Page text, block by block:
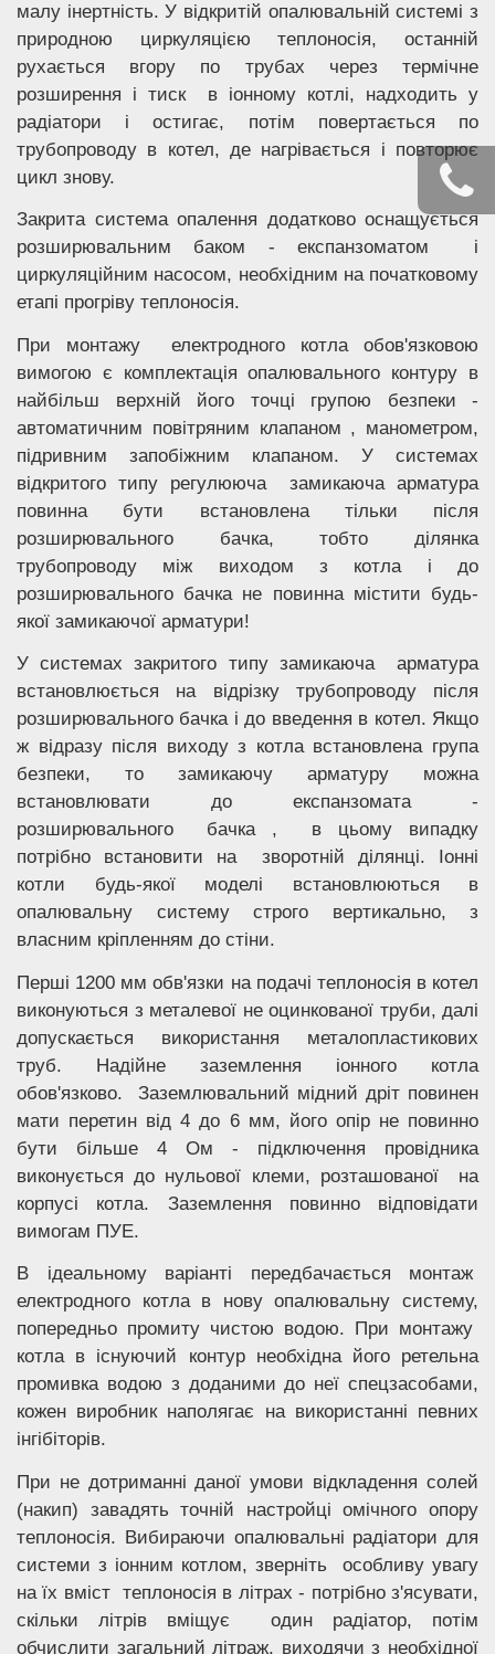
малу інертність. У відкритій опалювальній системі з
природною циркуляцією теплоносія, останній
рухається вгору по трубах через термічне
розширення і тиск в іонному котлі, надходить у
радіатори і остигає, потім повертається по
трубопроводу в котел, де нагрівається і повторює
цикл знову.
Закрита система опалення додатково оснащується
розширювальним баком - експанзоматом і
циркуляційним насосом, необхідним на початковому
етапі прогріву теплоносія.
При монтажу електродного котла обов'язковою
вимогою є комплектація опалювального контуру в
найбільш верхній його точці групою безпеки -
автоматичним повітряним клапаном , манометром,
підривним запобіжним клапаном. У системах
відкритого типу регулююча замикаюча арматура
повинна бути встановлена тільки після
розширювального бачка, тобто ділянка
трубопроводу між виходом з котла і до
розширювального бачка не повинна містити будь-
якої замикаючої арматури!
У системах закритого типу замикаюча арматура
встановлюється на відрізку трубопроводу після
розширювального бачка і до введення в котел. Якщо
ж відразу після виходу з котла встановлена група
безпеки, то замикаючу арматуру можна
встановлювати до експанзомата -
розширювального бачка , в цьому випадку
потрібно встановити на зворотній ділянці. Іонні
котли будь-якої моделі встановлюються в
опалювальну систему строго вертикально, з
власним кріпленням до стіни.
Перші 1200 мм обв'язки на подачі теплоносія в котел
виконуються з металевої не оцинкованої труби, далі
допускається використання металопластикових
труб. Надійне заземлення іонного котла
обов'язково. Заземлювальний мідний дріт повинен
мати перетин від 4 до 6 мм, його опір не повинно
бути більше 4 Ом - підключення провідника
виконується до нульової клеми, розташованої на
корпусі котла. Заземлення повинно відповідати
вимогам ПУЕ.
В ідеальному варіанті передбачається монтаж
електродного котла в нову опалювальну систему,
попередньо промиту чистою водою. При монтажу
котла в існуючий контур необхідна його ретельна
промивка водою з доданими до неї спецзасобами,
кожен виробник наполягає на використанні певних
інгібіторів.
При не дотриманні даної умови відкладення солей
(накип) завадять точній настройці омічного опору
теплоносія. Вибираючи опалювальні радіатори для
системи з іонним котлом, зверніть особливу увагу
на їх вміст теплоносія в літрах - потрібно з'ясувати,
скільки літрів вміщує один радіатор, потім
обчислити загальний літраж, виходячи з необхідної